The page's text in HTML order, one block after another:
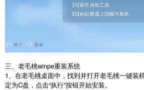
三、老毛桃winpe重装系统
1
、在老毛桃桌面中，找到并打开老毛桃一键
定为C盘，点击“执行”按钮开始安装。